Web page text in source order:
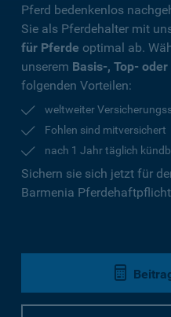
Pferd bedenkenlos
Sie als Pferdehalter mit
für Pferde optimal ab.
unserem Basis-, Top-
folgenden Vorteilen:
weltweiter
Fohlen sind mitversichert
nach 1 Jahr täglich
Sichern sie sich jetzt für
Barmenia